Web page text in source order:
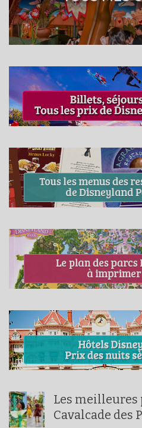
Les meilleures
Cavalcade des